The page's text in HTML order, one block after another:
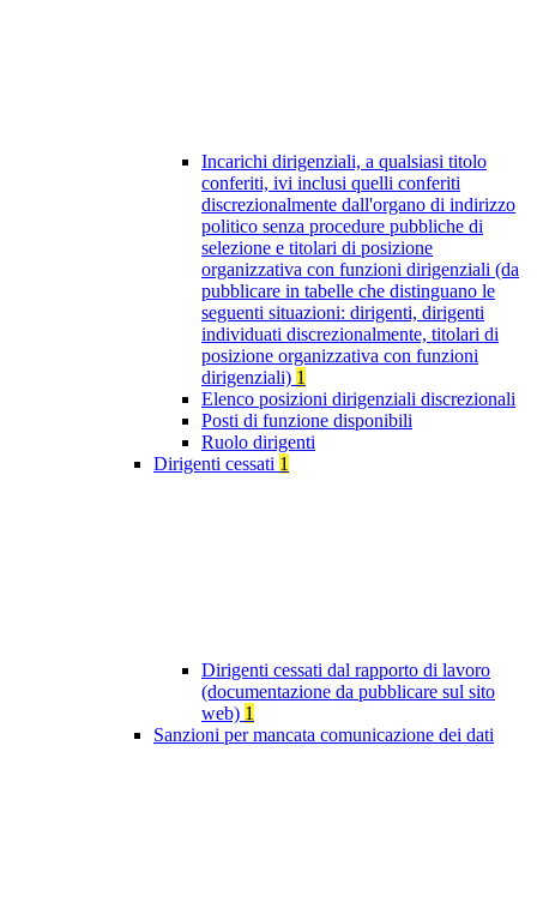
Incarichi dirigenziali, a qualsiasi titolo
conferiti, ivi inclusi quelli conferiti
discrezionalmente dall'organo di indirizzo
politico senza procedure pubbliche di
selezione e titolari di posizione
organizzativa con funzioni dirigenziali (da
pubblicare in tabelle che distinguano le
seguenti situazioni: dirigenti, dirigenti
individuati discrezionalmente, titolari di
posizione organizzativa con funzioni
dirigenziali) 1
Elenco posizioni dirigenziali discrezionali
Posti di funzione disponibili
Ruolo dirigenti
Dirigenti cessati 1
Dirigenti cessati dal rapporto di lavoro
(documentazione da pubblicare sul sito
web) 1
Sanzioni per mancata comunicazione dei dati